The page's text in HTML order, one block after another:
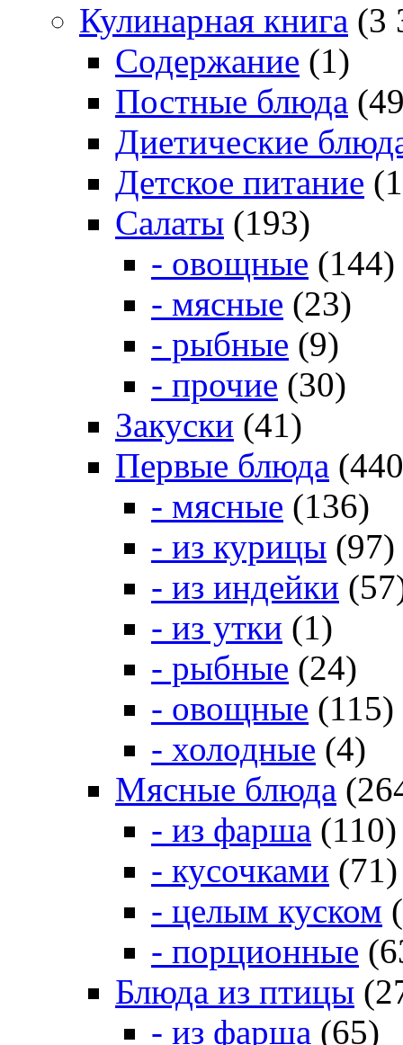
Кулинарная книга (3
Содержание (1)
Постные блюда
Диетические
Детское питание
Салаты (193)
- овощные (144)
- мясные (23)
- рыбные (9)
- прочие (30)
Закуски (41)
Первые блюда
- мясные (136)
- из курицы (97)
- из индейки
- из утки (1)
- рыбные (24)
- овощные (115)
- холодные (4)
Мясные блюда
- из фарша (110)
- кусочками (71)
- целым куском
- порционные
Блюда из птицы
- из фарша (65)